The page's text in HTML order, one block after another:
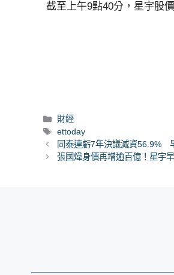
截至上午9點40分，星宇股
分
類
財經
標
籤
ettoday
同泰連虧7年決議減資56.9%
張國煒身價再增逾百億！星宇